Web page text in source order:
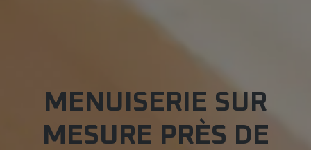
MENUISERIE SUR
MESURE PRÈS DE